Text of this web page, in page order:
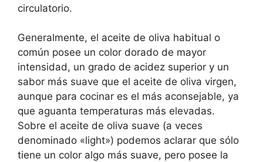
circulatorio.
Generalmente, el aceite de oliva habitual o
común posee un color dorado de mayor
intensidad, un grado de acidez superior y un
sabor más suave que el aceite de oliva virgen,
aunque para cocinar es el más aconsejable, ya
que aguanta temperaturas más elevadas.
Sobre el aceite de oliva suave (a veces
denominado «light») podemos aclarar que sólo
tiene un color algo más suave, pero posee la